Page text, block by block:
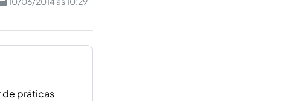
de práticas